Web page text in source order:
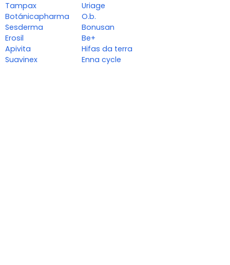
Tampax
Botánicapharma
Sesderma
Erosil
Apivita
Suavinex
Uriage
O.b.
Bonusan
Be+
Hifas da terra
Enna cycle